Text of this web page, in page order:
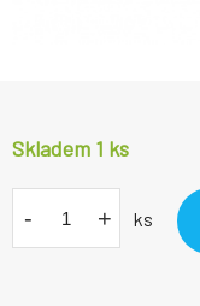
Skladem 1 ks
- + ks